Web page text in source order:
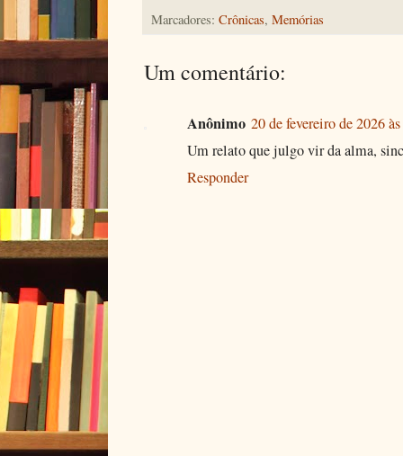
Marcadores: Crônicas, Memórias
Um comentário:
Anônimo 20 de fevereiro de 2026
Um relato que julgo vir da alma,
Responder